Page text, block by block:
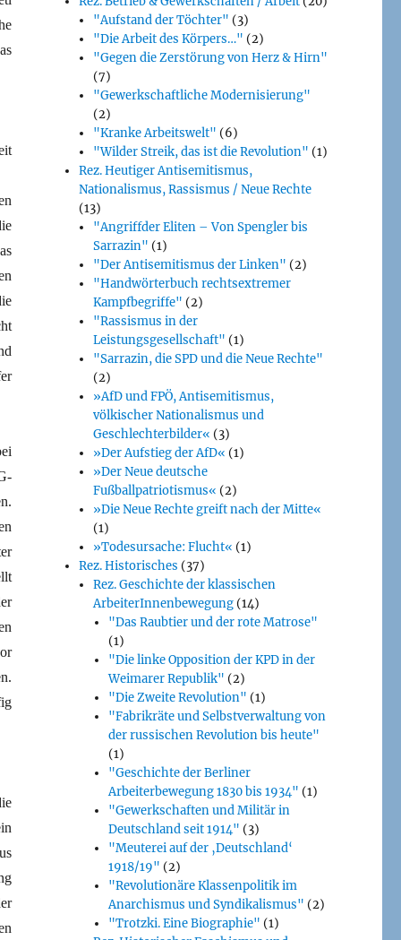
"Aufstand der Töchter" (3)
"Die Arbeit des Körpers…" (2)
"Gegen die Zerstörung von Herz & Hirn"
(7)
"Gewerkschaftliche Modernisierung"
(2)
"Kranke Arbeitswelt" (6)
"Wilder Streik, das ist die Revolution" (1)
Rez. Heutiger Antisemitismus,
Nationalismus, Rassismus / Neue Rechte
(13)
"Angriffder Eliten – Von Spengler bis
Sarrazin" (1)
"Der Antisemitismus der Linken" (2)
"Handwörterbuch rechtsextremer
Kampfbegriffe" (2)
"Rassismus in der
Leistungsgesellschaft" (1)
"Sarrazin, die SPD und die Neue Rechte"
(2)
»AfD und FPÖ, Antisemitismus,
völkischer Nationalismus und
Geschlechterbilder« (3)
»Der Aufstieg der AfD« (1)
»Der Neue deutsche
Fußballpatriotismus« (2)
»Die Neue Rechte greift nach der Mitte«
(1)
»Todesursache: Flucht« (1)
Rez. Historisches (37)
Rez. Geschichte der klassischen
ArbeiterInnenbewegung (14)
"Das Raubtier und der rote Matrose"
(1)
"Die linke Opposition der KPD in der
Weimarer Republik" (2)
"Die Zweite Revolution" (1)
"Fabrikräte und Selbstverwaltung von
der russischen Revolution bis heute"
(1)
"Geschichte der Berliner
Arbeiterbewegung 1830 bis 1934" (1)
"Gewerkschaften und Militär in
Deutschland seit 1914" (3)
"Meuterei auf der ‚Deutschland‘
1918/19" (2)
"Revolutionäre Klassenpolitik im
Anarchismus und Syndikalismus" (2)
"Trotzki. Eine Biographie" (1)